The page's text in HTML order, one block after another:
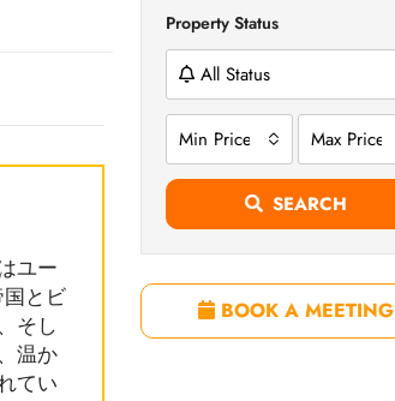
ユー
とビ
そし
温か
てい
Property Status
All Status
Min Price Max Price
SEARCH
BOOK A MEETING